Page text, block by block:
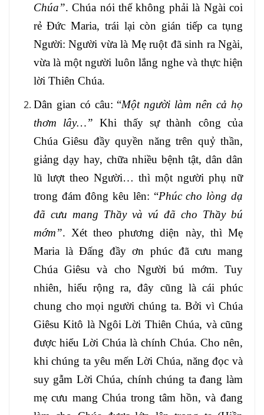
Chúa”. Chúa nói thế không phải là Ngài coi
rẻ Đức Maria, trái lại còn gián tiếp ca tụng
Người: Người vừa là Mẹ ruột đã sinh ra Ngài,
vừa là một người luôn lắng nghe và thực hiện
lời Thiên Chúa.
Dân gian có câu: “Một người làm nên cả họ
thơm lây…” Khi thấy sự thành công của
Chúa Giêsu đầy quyền năng trên quỷ thần,
giảng dạy hay, chữa nhiều bệnh tật, dân dân
lũ lượt theo Người… thì một người phụ nữ
trong đám đông kêu lên: “Phúc cho lòng dạ
đã cưu mang Thầy và vú đã cho Thầy bú
mớm”. Xét theo phương diện này, thì Mẹ
Maria là Đấng đầy ơn phúc đã cưu mang
Chúa Giêsu và cho Người bú mớm. Tuy
nhiên, hiểu rộng ra, đây cũng là cái phúc
chung cho mọi người chúng ta. Bởi vì Chúa
Giêsu Kitô là Ngôi Lời Thiên Chúa, và cũng
được hiểu Lời Chúa là chính Chúa. Cho nên,
khi chúng ta yêu mến Lời Chúa, năng đọc và
suy gẫm Lời Chúa, chính chúng ta đang làm
mẹ cưu mang Chúa trong tâm hồn, và đang